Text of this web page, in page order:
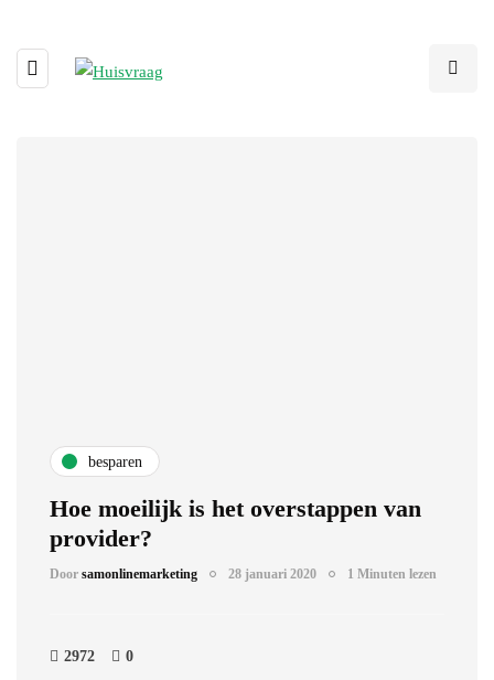
besparen
Hoe moeilijk is het overstappen van
provider?
Door samonlinemarketing 28 januari 2020 1 Minuten lezen
2972 0